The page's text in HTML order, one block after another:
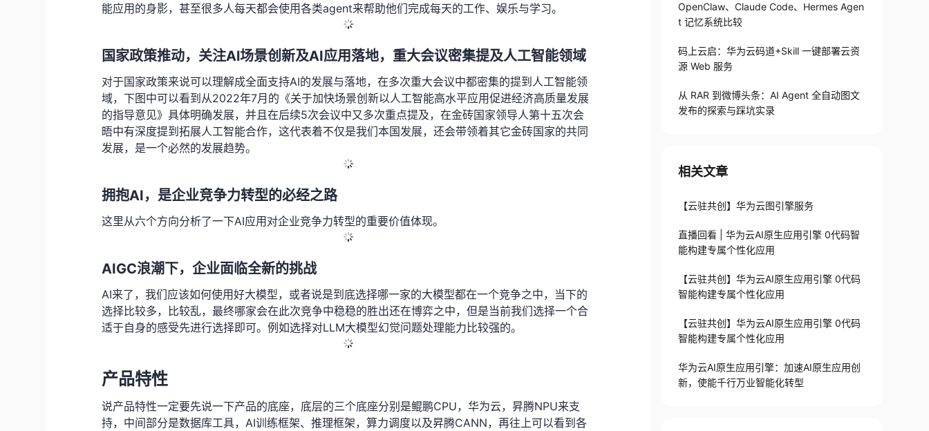
能应用的身影，甚至很多人每天都会使用各类agent来帮助他们完成每天的工作、娱乐与学习。
国家政策推动，关注Al场景创新及AI应用落地，重大会议密集提及人工智能领域
对于国家政策来说可以理解成全面支持AI的发展与落地，在多次重大会议中都密集的提到人工智能领
域，下图中可以看到从2022年7月的《关于加快场景创新以人工智能高水平应用促进经济高质量发展
的指导意见》具体明确发展，并且在后续5次会议中又多次重点提及，在金砖国家领导人第十五次会
晤中有深度提到拓展人工智能合作，这代表着不仅是我们本国发展，还会带领着其它金砖国家的共同
发展，是一个必然的发展趋势。
拥抱AI，是企业竞争力转型的必经之路
这里从六个方向分析了一下AI应用对企业竞争力转型的重要价值体现。
AIGC浪潮下，企业面临全新的挑战
AI来了，我们应该如何使用好大模型，或者说是到底选择哪一家的大模型都在一个竞争之中，当下的
选择比较多，比较乱，最终哪家会在此次竞争中稳稳的胜出还在博弈之中，但是当前我们选择一个合
适于自身的感受先进行选择即可。例如选择对LLM大模型幻觉问题处理能力比较强的。
产品特性
说产品特性一定要先说一下产品的底座，底层的三个底座分别是鲲鹏CPU，华为云，昇腾NPU来支
持，中间部分是数据库工具，AI训练框架、推理框架，算力调度以及昇腾CANN，再往上可以看到各
OpenClaw、Claude Code、Hermes Agen
t 记忆系统比较
码上云启：华为云码道+Skill 一键部署云资
源 Web 服务
从 RAR 到微博头条：AI Agent 全自动图文
发布的探索与踩坑实录
相关文章
【云驻共创】华为云图引擎服务
直播回看 | 华为云AI原生应用引擎 0代码智
能构建专属个性化应用
【云驻共创】华为云AI原生应用引擎 0代码
智能构建专属个性化应用
【云驻共创】华为云AI原生应用引擎 0代码
智能构建专属个性化应用
华为云AI原生应用引擎：加速AI原生应用创
新，使能千行万业智能化转型